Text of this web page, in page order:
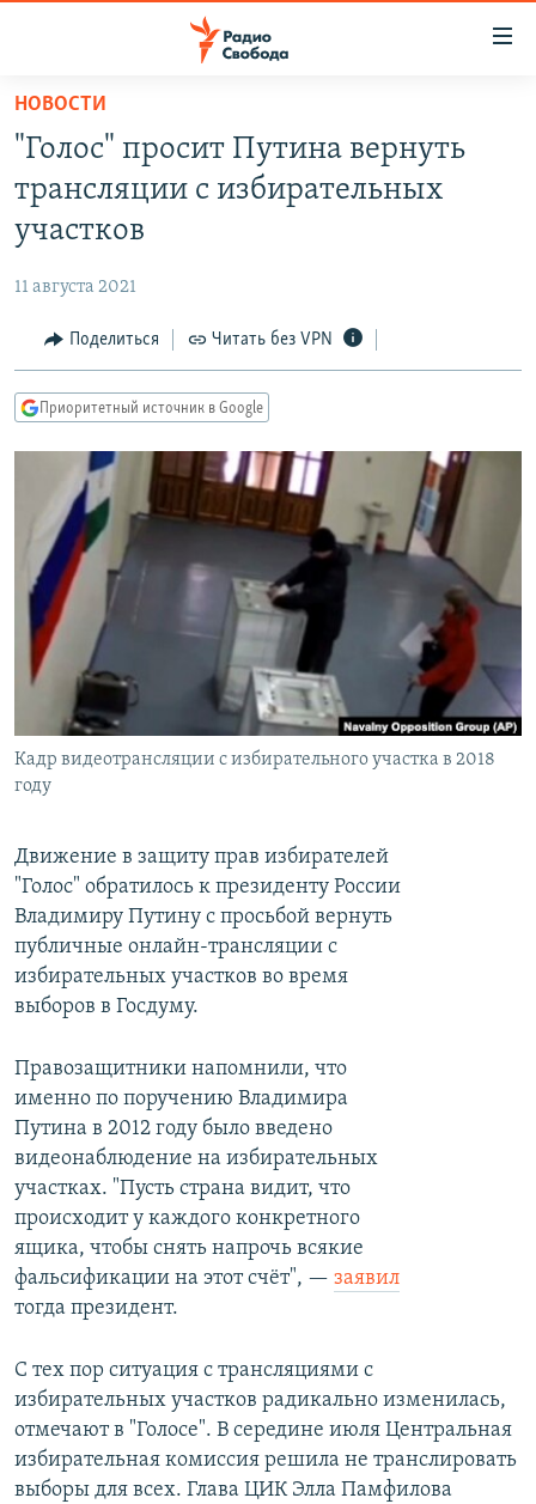
упрощенного
доступа
основному
Вернутся
Вернутся
ПРОГРАММЫ
АВТОРСКИЕ ПРОЕКТЫ
МНЕНИЯ
КУЛЬТУРА
КАВКАЗ.РЕАЛИИ
СЕВЕР.РЕАЛИИ
СИБИРЬ.РЕАЛИИ
РАСПИСАНИЕ ВЕЩАНИЯ
ПОДПИШИТЕСЬ НА РАССЫЛКУ
СОЦИАЛЬНЫЕ СЕТИ
НОВОСТИ
"Голос" просит Путина вернуть
трансляции с избирательных
участков
11 августа 2021
Поделиться Читать без VPN
Приоритетный источник в Google
Кадр видеотрансляции с избирательного участка в 2018
году
Движение в защиту прав избирателей
"Голос" обратилось к президенту России
Владимиру Путину с просьбой вернуть
публичные онлайн-трансляции с
избирательных участков во время
выборов в Госдуму.
Правозащитники напомнили, что
именно по поручению Владимира
Путина в 2012 году было введено
видеонаблюдение на избирательных
участках. "Пусть страна видит, что
происходит у каждого конкретного
ящика, чтобы снять напрочь всякие
фальсификации на этот счёт", — заявил
тогда президент.
С тех пор ситуация с трансляциями с
избирательных участков радикально изменилась,
отмечают в "Голосе". В середине июля Центральная
избирательная комиссия решила не транслировать
выборы для всех. Глава ЦИК Элла Памфилова